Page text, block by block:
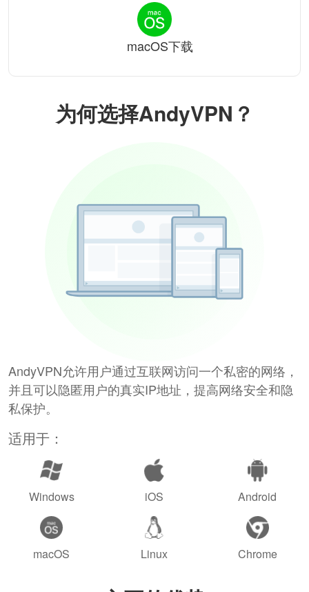
为何选择AndyVPN？
AndyVPN允许用户通过互联网访问一个私密的网络，
并且可以隐匿用户的真实IP地址，提高网络安全和隐
私保护。
适用于：
Windows iOS Android
macOS Linux Chrome
macOS下载